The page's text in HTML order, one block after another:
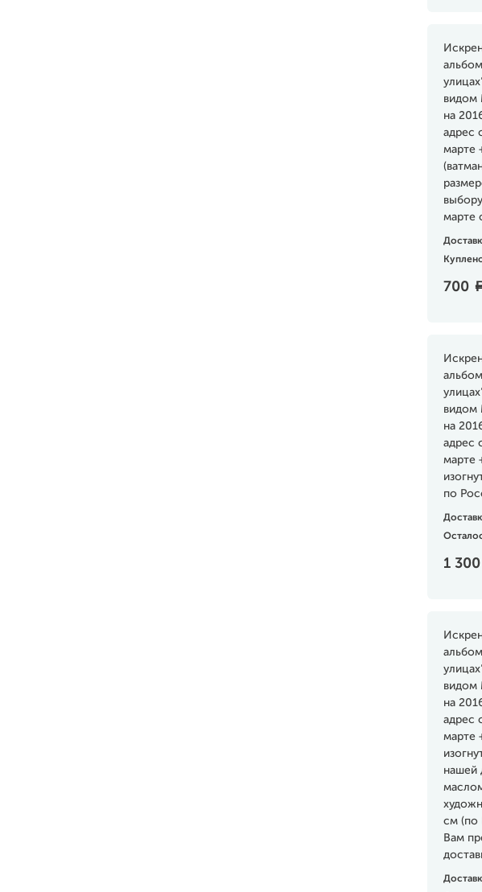
видом
на
адрес
марте
марте
700
видом
на
адрес
марте
по
1 300
видом
на
адрес
марте
нашей
см (по
Вам